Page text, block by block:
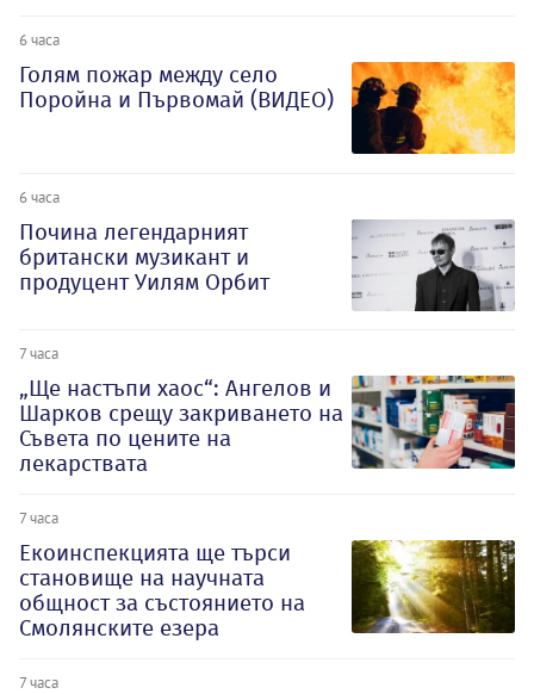
6 часа
Голям пожар между село
Поройна и Първомай (ВИДЕО)
6 часа
Почина легендарният
британски музикант и
продуцент Уилям Орбит
7 часа
„Ще настъпи хаос“: Ангелов и
Шарков срещу закриването на
Съвета по цените на
лекарствата
7 часа
Екоинспекцията ще търси
становище на научната
общност за състоянието на
Смолянските езера
7 часа